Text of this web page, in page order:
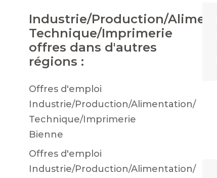
Industrie/Production/
Technique/Imprimerie
offres dans d'autres
régions :
Offres d'emploi
Industrie/Production/Alimentation/
Technique/Imprimerie
Bienne
Offres d'emploi
Industrie/Production/Alimentation/